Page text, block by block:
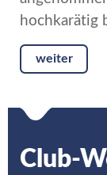
hochkarätig
weiter
Club-